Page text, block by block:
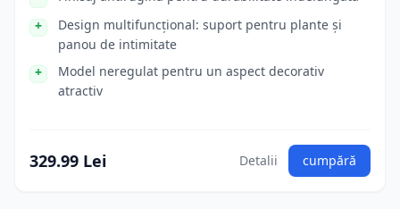
Design multifuncțional: suport pentru plante și
panou de intimitate
Model neregulat pentru un aspect decorativ
atractiv
329.99 Lei Detalii cumpără